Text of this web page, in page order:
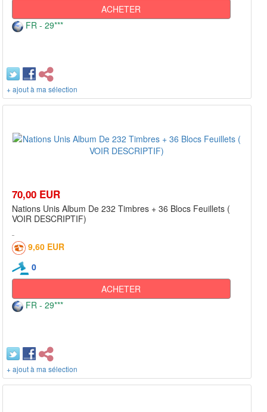
ACHETER
FR - 29***
+ ajout à ma sélection
70,00 EUR
Nations Unis Album De 232 Timbres + 36 Blocs Feuillets (
VOIR DESCRIPTIF)
9,60 EUR
0
ACHETER
FR - 29***
+ ajout à ma sélection